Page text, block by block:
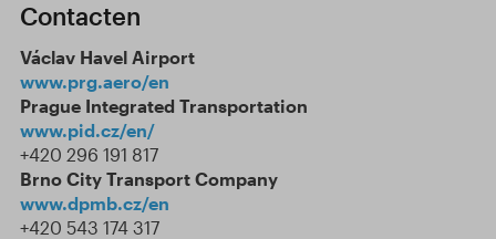
Contacten
Václav Havel Airport
www.prg.aero/en
Prague Integrated Transportation
www.pid.cz/en/
+420 296 191 817
Brno City Transport Company
www.dpmb.cz/en
+420 543 174 317